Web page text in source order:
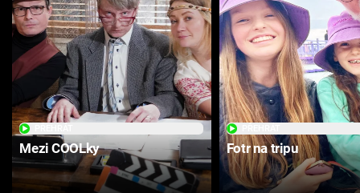
Mezi COOLky Fotr na tripu